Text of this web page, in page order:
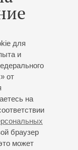
для
и
от
на
браузер
может
барокко и
Солнца.
органного
России, в
камерным
с
В. Кожухаровой
(орган,